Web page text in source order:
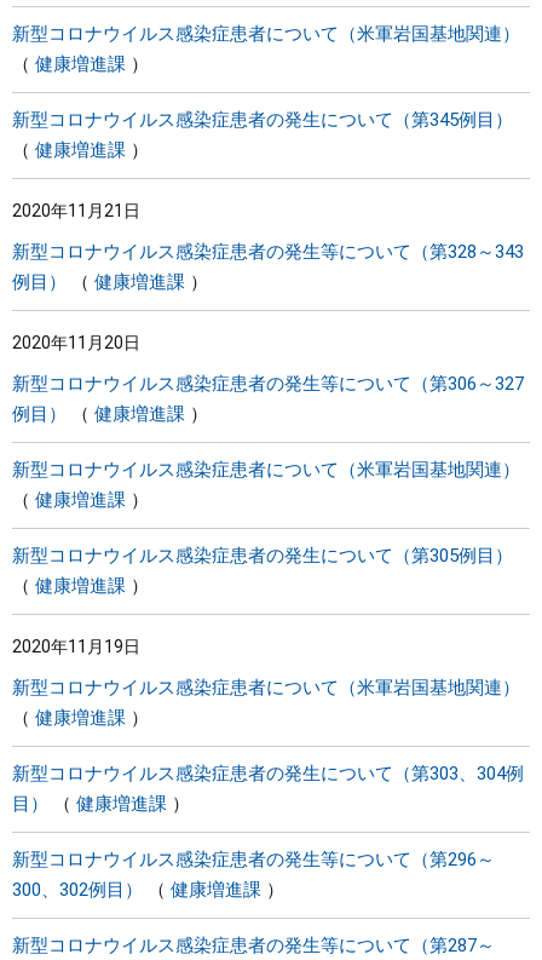
新型コロナウイルス感染症患者について（米軍岩国基地関連）
健康増進課
新型コロナウイルス感染症患者の発生について（第345例目）
健康増進課
2020年11月21日
新型コロナウイルス感染症患者の発生等について（第328～343
例目）
健康増進課
2020年11月20日
新型コロナウイルス感染症患者の発生等について（第306～327
例目）
健康増進課
新型コロナウイルス感染症患者について（米軍岩国基地関連）
健康増進課
新型コロナウイルス感染症患者の発生について（第305例目）
健康増進課
2020年11月19日
新型コロナウイルス感染症患者について（米軍岩国基地関連）
健康増進課
新型コロナウイルス感染症患者の発生について（第303、304例
目）
健康増進課
新型コロナウイルス感染症患者の発生等について（第296～
300、302例目）
健康増進課
新型コロナウイルス感染症患者の発生等について（第287～